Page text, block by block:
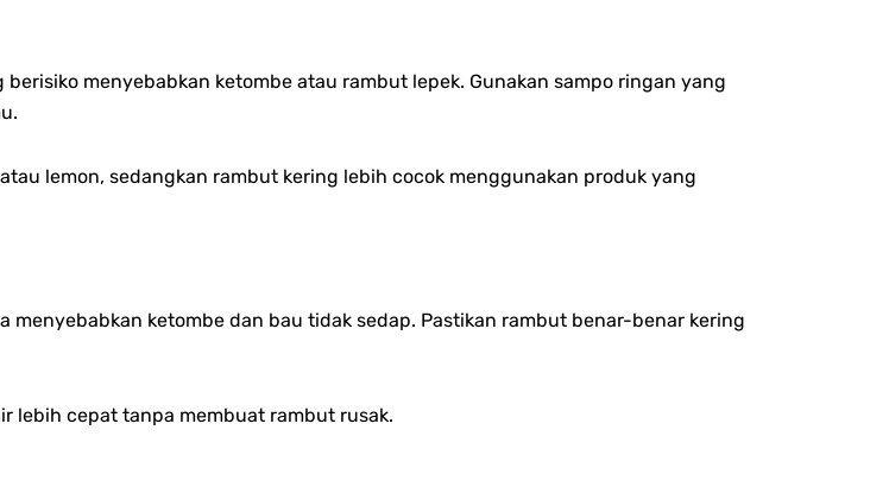
menyebabkan ketombe atau rambut lepek. Gunakan sampo ringan yang
lemon, sedangkan rambut kering lebih cocok menggunakan produk yang
ketombe dan bau tidak sedap. Pastikan rambut benar-benar kering
lebih cepat tanpa membuat rambut rusak.